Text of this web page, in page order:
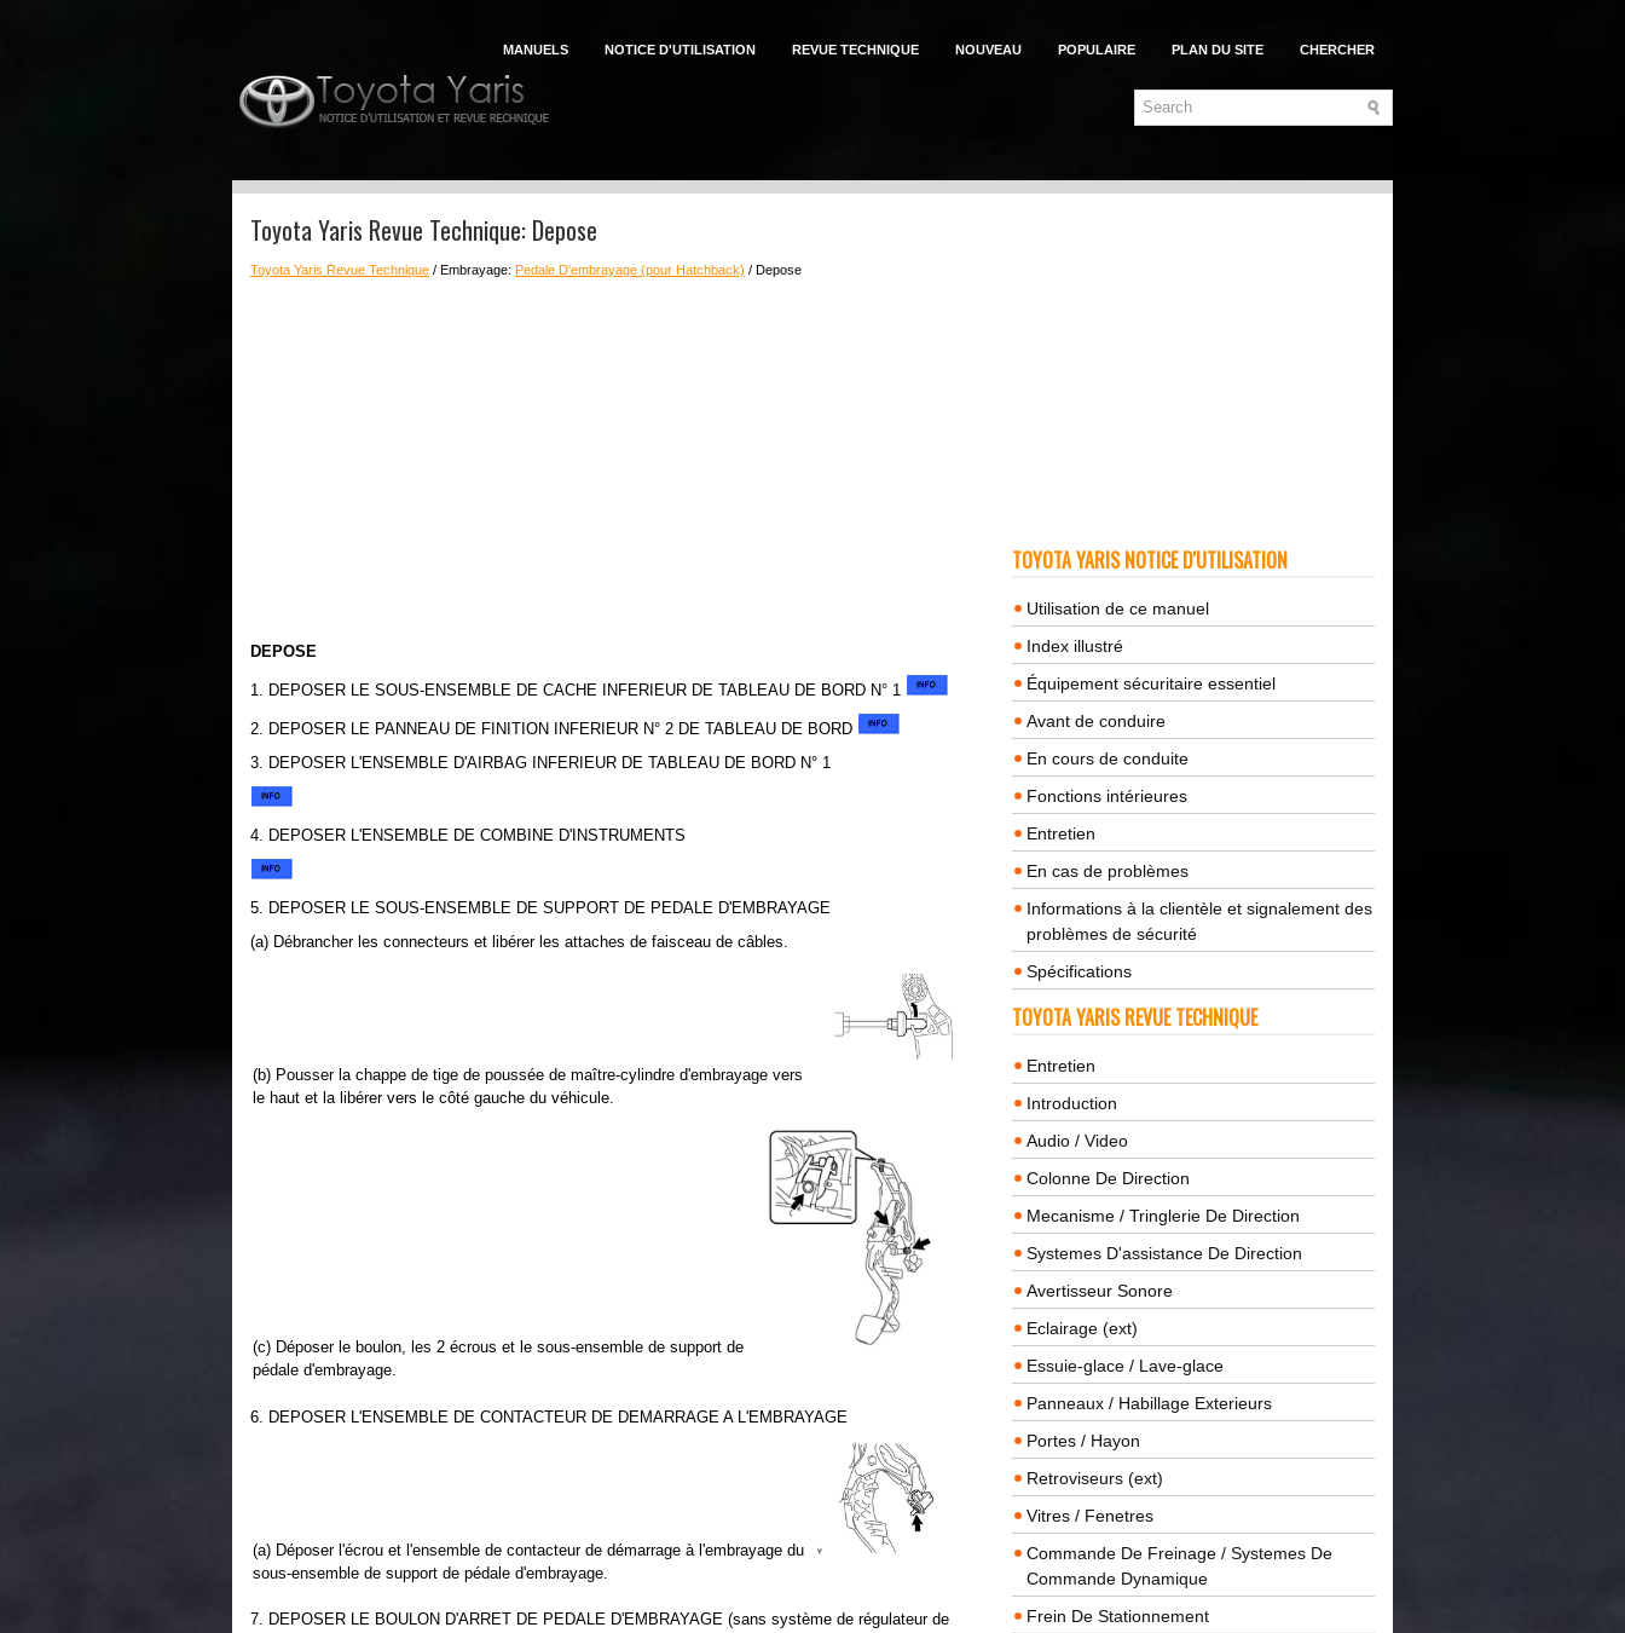
MANUELS NOTICE D'UTILISATION REVUE TECHNIQUE NOUVEAU POPULAIRE PLAN DU SITE CHERCHER
Toyota Yaris Revue Technique: Depose
Toyota Yaris Revue Technique / Embrayage: Pedale D'embrayage (pour Hatchback) / Depose
DEPOSE
1. DEPOSER LE SOUS-ENSEMBLE DE CACHE INFERIEUR DE TABLEAU DE BORD N° 1
2. DEPOSER LE PANNEAU DE FINITION INFERIEUR N° 2 DE TABLEAU DE BORD
3. DEPOSER L'ENSEMBLE D'AIRBAG INFERIEUR DE TABLEAU DE BORD N° 1
4. DEPOSER L'ENSEMBLE DE COMBINE D'INSTRUMENTS
5. DEPOSER LE SOUS-ENSEMBLE DE SUPPORT DE PEDALE D'EMBRAYAGE
(a) Débrancher les connecteurs et libérer les attaches de faisceau de câbles.
(b) Pousser la chappe de tige de poussée de maître-cylindre d'embrayage vers
le haut et la libérer vers le côté gauche du véhicule.
(c) Déposer le boulon, les 2 écrous et le sous-ensemble de support de
pédale d'embrayage.
6. DEPOSER L'ENSEMBLE DE CONTACTEUR DE DEMARRAGE A L'EMBRAYAGE
(a) Déposer l'écrou et l'ensemble de contacteur de démarrage à l'embrayage du
sous-ensemble de support de pédale d'embrayage.
7. DEPOSER LE BOULON D'ARRET DE PEDALE D'EMBRAYAGE (sans système de régulateur de
TOYOTA YARIS NOTICE D'UTILISATION
Utilisation de ce manuel
Index illustré
Équipement sécuritaire essentiel
Avant de conduire
En cours de conduite
Fonctions intérieures
Entretien
En cas de problèmes
Informations à la clientèle et signalement des
problèmes de sécurité
Spécifications
TOYOTA YARIS REVUE TECHNIQUE
Entretien
Introduction
Audio / Video
Colonne De Direction
Mecanisme / Tringlerie De Direction
Systemes D'assistance De Direction
Avertisseur Sonore
Eclairage (ext)
Essuie-glace / Lave-glace
Panneaux / Habillage Exterieurs
Portes / Hayon
Retroviseurs (ext)
Vitres / Fenetres
Commande De Freinage / Systemes De
Commande Dynamique
Frein De Stationnement